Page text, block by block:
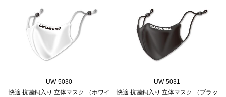
UW-5030
快適 抗菌銅入り 立体マスク （ホワイ
UW-5031
快適 抗菌銅入り 立体マスク （ブラッ